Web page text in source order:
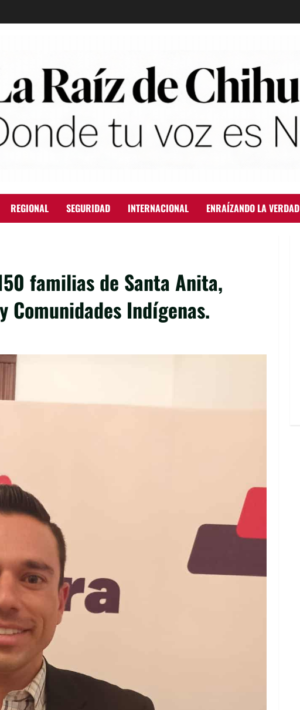
REGIONAL SEGURIDAD INTERNACIONAL ENRAÍZANDO LA VERDAD
familias de Santa Anita,
Comunidades Indígenas.